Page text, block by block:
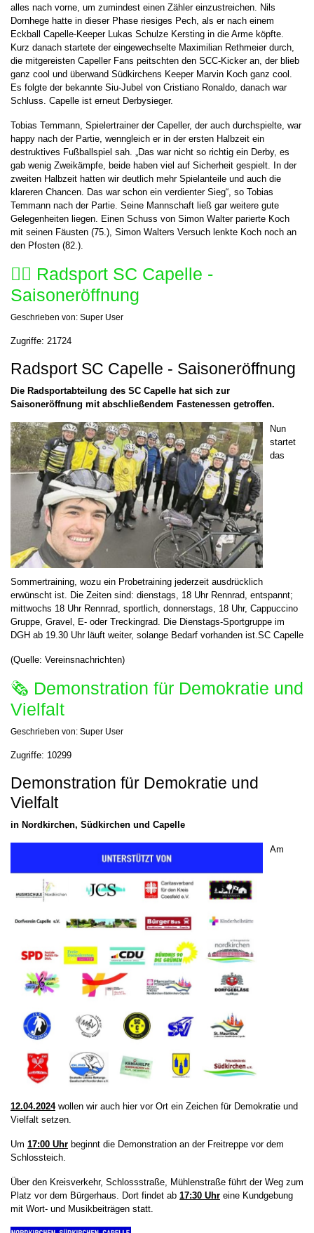
alles nach vorne, um zumindest einen Zähler einzustreichen. Nils
Dornhege hatte in dieser Phase riesiges Pech, als er nach einem
Eckball Capelle-Keeper Lukas Schulze Kersting in die Arme köpfte.
Kurz danach startete der eingewechselte Maximilian Rethmeier durch,
die mitgereisten Capeller Fans peitschten den SCC-Kicker an, der blieb
ganz cool und überwand Südkirchens Keeper Marvin Koch ganz cool.
Es folgte der bekannte Siu-Jubel von Cristiano Ronaldo, danach war
Schluss. Capelle ist erneut Derbysieger.
Tobias Temmann, Spielertrainer der Capeller, der auch durchspielte, war
happy nach der Partie, wenngleich er in der ersten Halbzeit ein
destruktives Fußballspiel sah. „Das war nicht so richtig ein Derby, es
gab wenig Zweikämpfe, beide haben viel auf Sicherheit gespielt. In der
zweiten Halbzeit hatten wir deutlich mehr Spielanteile und auch die
klareren Chancen. Das war schon ein verdienter Sieg“, so Tobias
Temmann nach der Partie. Seine Mannschaft ließ gar weitere gute
Gelegenheiten liegen. Einen Schuss von Simon Walter parierte Koch
mit seinen Fäusten (75.), Simon Walters Versuch lenkte Koch noch an
den Pfosten (82.).
🚴‍♂️ Radsport SC Capelle -
Saisoneröffnung
Geschrieben von: Super User
Zugriffe: 21724
Radsport SC Capelle - Saisoneröffnung
Die Radsportabteilung des SC Capelle hat sich zur
Saisoneröffnung mit abschließendem Fastenessen getroffen.
Nun
startet
das
Sommertraining, wozu ein Probetraining jederzeit ausdrücklich
erwünscht ist. Die Zeiten sind: dienstags, 18 Uhr Rennrad, entspannt;
mittwochs 18 Uhr Rennrad, sportlich, donnerstags, 18 Uhr, Cappuccino
Gruppe, Gravel, E- oder Treckingrad. Die Dienstags-Sportgruppe im
DGH ab 19.30 Uhr läuft weiter, solange Bedarf vorhanden ist.SC Capelle
(Quelle: Vereinsnachrichten)
🗞 Demonstration für Demokratie und
Vielfalt
Geschrieben von: Super User
Zugriffe: 10299
Demonstration für Demokratie und
Vielfalt
in Nordkirchen, Südkirchen und Capelle
Am
12.04.2024wollen wir auch hier vor Ort ein Zeichen für Demokratie und
Vielfalt setzen.
Um 17:00 Uhr beginnt die Demonstration an der Freitreppe vor dem
Schlossteich.
Über den Kreisverkehr, Schlossstraße, Mühlenstraße führt der Weg zum
Platz vor dem Bürgerhaus. Dort findet ab 17:30 Uhr eine Kundgebung
mit Wort- und Musikbeiträgen statt.